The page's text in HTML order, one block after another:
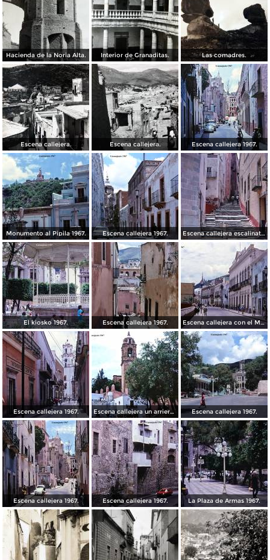
Hacienda de la Noria Alta. Interior de Granaditas. Las comadres.
Escena callejera. Escena callejera. Escena callejera 1967.
Monumento al Pipila 1967. Escena callejera 1967. Escena callejera escalinata 1967.
El kiosko 1967. Escena callejera 1967. Escena callejera con el Mto al Pipila al fondo 1967.
Escena callejera 1967. Escena callejera un arriero 1967. Escena callejera 1967.
Escena callejera 1967. Escena callejera 1967. La Plaza de Armas 1967.